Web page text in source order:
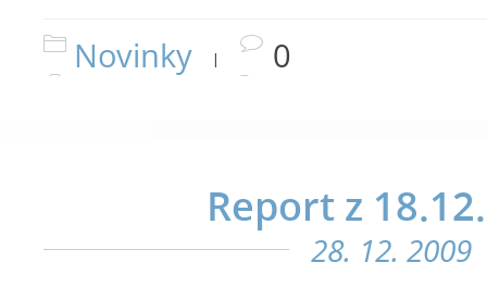
Novinky | 0
Report z
28. 12. 2009